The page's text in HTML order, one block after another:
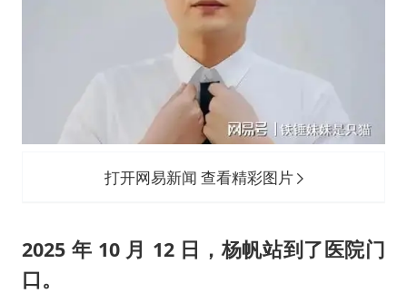
打开网易新闻 查看精彩图片
2025 年 10 月 12 日，杨帆站到了医院门
口。